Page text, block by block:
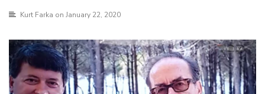
Kurt Farka on January 22, 2020